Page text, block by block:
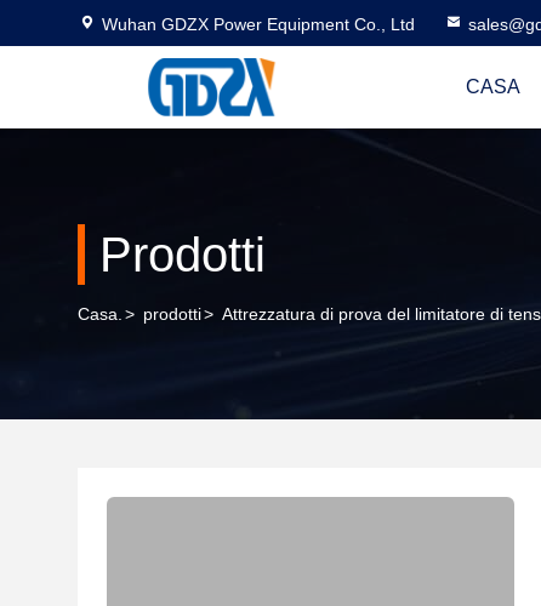
Wuhan GDZX Power Equipment Co., Ltd
CASA
Prodotti
Casa. > prodotti> Attrezzatura di prova del limitatore di